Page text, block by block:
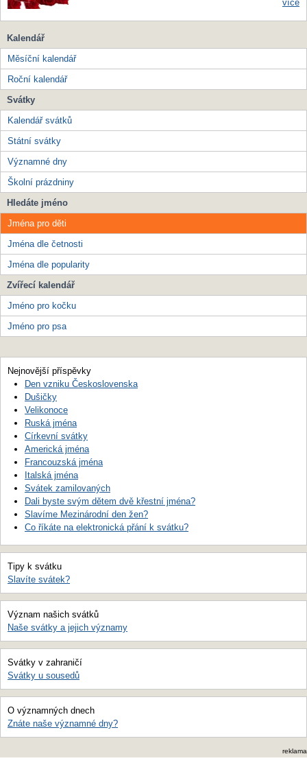
více
Kalendář
Měsíční kalendář
Roční kalendář
Svátky
Kalendář svátků
Státní svátky
Významné dny
Školní prázdniny
Hledáte jméno
Jména pro děti
Jména dle četnosti
Jména dle popularity
Zvířecí kalendář
Jméno pro kočku
Jméno pro psa
Nejnovější příspěvky
Den vzniku Československa
Dušičky
Velikonoce
Ruská jména
Církevní svátky
Americká jména
Francouzská jména
Italská jména
Svátek zamilovaných
Dali byste svým dětem dvě křestní jména?
Slavíme Mezinárodní den žen?
Co říkáte na elektronická přání k svátku?
Tipy k svátku
Slavíte svátek?
Význam našich svátků
Naše svátky a jejich významy
Svátky v zahraničí
Svátky u sousedů
O významných dnech
Znáte naše významné dny?
reklama